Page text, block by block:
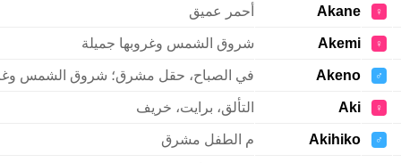
♀
Akane أحمر عميق
♀
Akemi شروق الشمس وغروبها جميلة
♂
Akeno في الصباح، حقل مشرق؛ شروق الشمس
♀
Aki التألق، برايت، خريف
♂
Akihiko م الطفل مشرق